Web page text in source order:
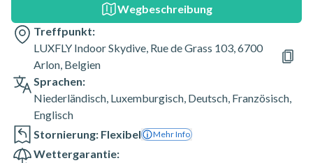
Wegbeschreibung
Treffpunkt:
LUXFLY Indoor Skydive, Rue de Grass 103, 6700
Arlon, Belgien
Sprachen:
Niederländisch, Luxemburgisch, Deutsch, Französisch,
Englisch
Stornierung: Flexibel
Mehr Info
Wettergarantie: